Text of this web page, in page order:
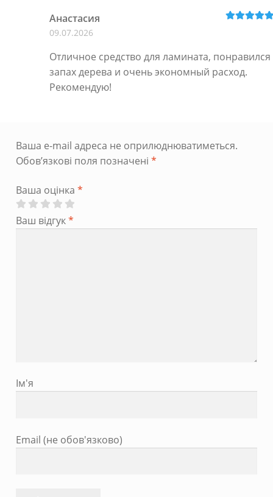
Анастасия
09.07.2026
Отличное средство для ламината, понравился
запах дерева и очень экономный расход.
Рекомендую!
Ваша e-mail адреса не оприлюднюватиметься.
Обов’язкові поля позначені *
Ваша оцінка *
Ваш відгук*
Ім'я
Email (не обов'язково)